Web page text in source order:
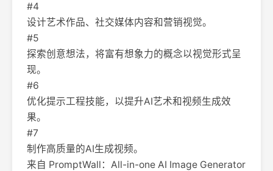
#4
设计艺术作品、社交媒体内容和营销视觉。
#5
探索创意想法，将富有想象力的概念以视觉形式呈
现。
#6
优化提示工程技能，以提升AI艺术和视频生成效
果。
#7
制作高质量的AI生成视频。
来自 PromptWall：All-in-one AI Image Generator